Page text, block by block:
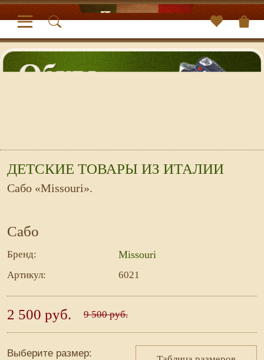
ДЕТСКИЕ ТОВАРЫ ИЗ ИТАЛИИ
Сабо «Missouri».
Сабо
Бренд: Missouri
Артикул: 6021
2 500 руб. 9 500 руб.
Выберите размер: